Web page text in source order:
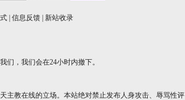
信息反馈 新站收录
们，我们会在24小时内撤下。
主教在线的立场。本站绝对禁止发布人身攻击、辱骂性评